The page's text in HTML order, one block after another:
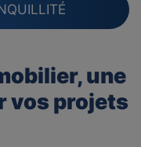
une
vos projets